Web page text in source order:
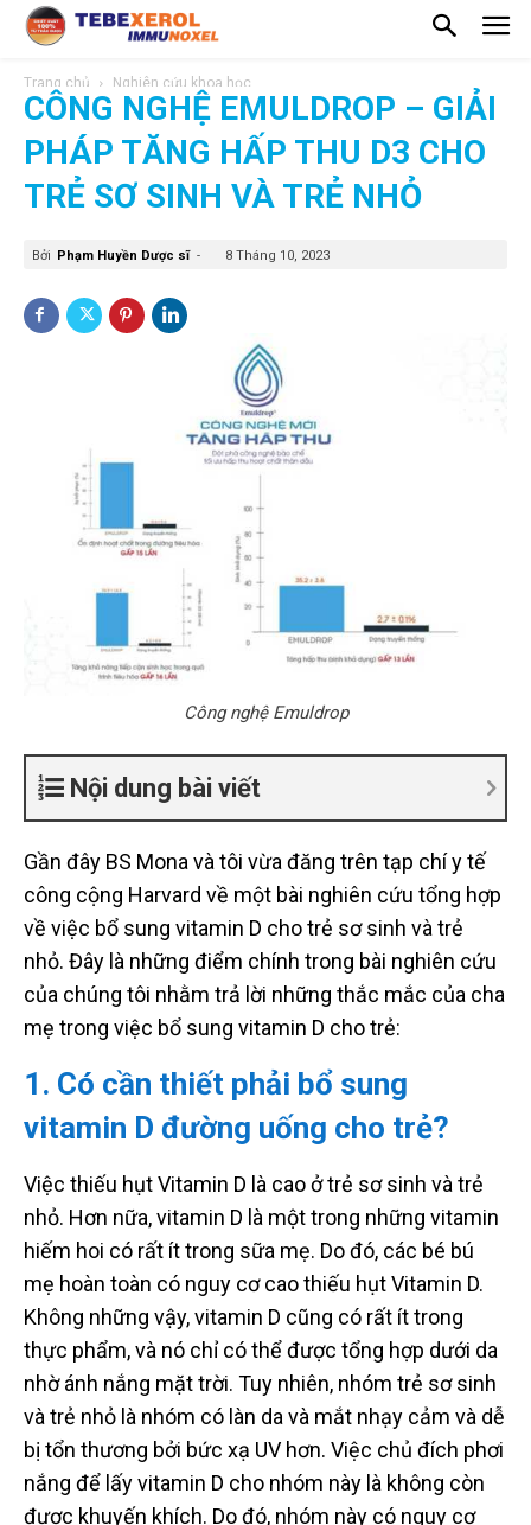
Trang chủ Nghiên cứu khoa học
CÔNG NGHỆ EMULDROP – GIẢI
PHÁP TĂNG HẤP THU D3 CHO
TRẺ SƠ SINH VÀ TRẺ NHỎ
Bởi Phạm Huyền Dược sĩ - 8 Tháng 10, 2023
Công nghệ Emuldrop
Nội dung bài viết
Gần đây BS Mona và tôi vừa đăng trên tạp chí y tế
công cộng Harvard về một bài nghiên cứu tổng hợp
về việc bổ sung vitamin D cho trẻ sơ sinh và trẻ
nhỏ. Đây là những điểm chính trong bài nghiên cứu
của chúng tôi nhằm trả lời những thắc mắc của cha
mẹ trong việc bổ sung vitamin D cho trẻ:
1. Có cần thiết phải bổ sung
vitamin D đường uống cho trẻ?
Việc thiếu hụt Vitamin D là cao ở trẻ sơ sinh và trẻ
nhỏ. Hơn nữa, vitamin D là một trong những vitamin
hiếm hoi có rất ít trong sữa mẹ. Do đó, các bé bú
mẹ hoàn toàn có nguy cơ cao thiếu hụt Vitamin D.
Không những vậy, vitamin D cũng có rất ít trong
thực phẩm, và nó chỉ có thể được tổng hợp dưới da
nhờ ánh nắng mặt trời. Tuy nhiên, nhóm trẻ sơ sinh
và trẻ nhỏ là nhóm có làn da và mắt nhạy cảm và dễ
bị tổn thương bởi bức xạ UV hơn. Việc chủ đích phơi
nắng để lấy vitamin D cho nhóm này là không còn
được khuyến khích. Do đó, nhóm này có nguy cơ